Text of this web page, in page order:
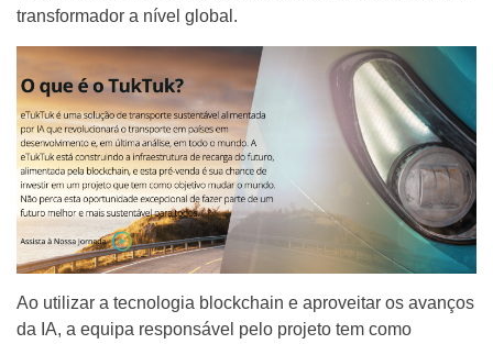
transformador a nível global.
Ao utilizar a tecnologia blockchain e aproveitar os avanços
da IA, a equipa responsável pelo projeto tem como